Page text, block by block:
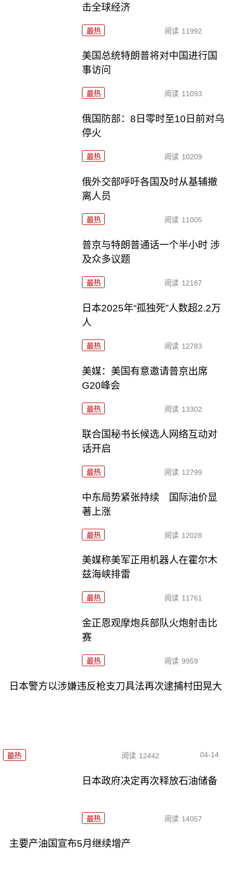
击全球经济
最热 阅读 11992
美国总统特朗普将对中国进行国
事访问
最热 阅读 11093
俄国防部：8日零时至10日前对乌
停火
最热 阅读 10209
俄外交部呼吁各国及时从基辅撤
离人员
最热 阅读 11005
普京与特朗普通话一个半小时 涉
及众多议题
最热 阅读 12187
日本2025年“孤独死”人数超2.2万
人
最热 阅读 12783
美媒：美国有意邀请普京出席
G20峰会
最热 阅读 13302
联合国秘书长候选人网络互动对
话开启
最热 阅读 12799
中东局势紧张持续 国际油价显
著上涨
最热 阅读 12028
美媒称美军正用机器人在霍尔木
兹海峡排雷
最热 阅读 11761
金正恩观摩炮兵部队火炮射击比
赛
最热 阅读 9959
日本警方以涉嫌违反枪支刀具法再次逮捕村田晃大
最热 阅读 12442 04-14
日本政府决定再次释放石油储备
最热 阅读 14057
主要产油国宣布5月继续增产